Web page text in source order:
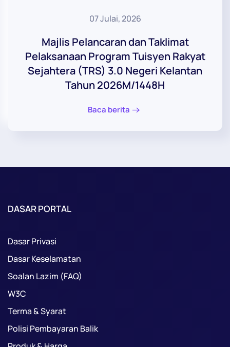
07 Julai, 2026
Majlis Pelancaran dan Taklimat
Pelaksanaan Program Tuisyen Rakyat
Sejahtera (TRS) 3.0 Negeri Kelantan
Tahun 2026M/1448H
Baca berita
DASAR PORTAL
Dasar Privasi
Dasar Keselamatan
Soalan Lazim (FAQ)
W3C
Terma & Syarat
Polisi Pembayaran Balik